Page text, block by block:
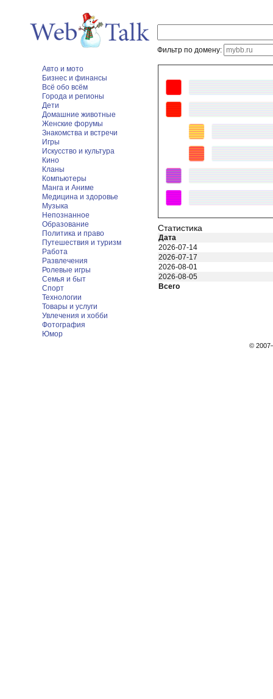
Фильтр по домену:
Авто и мото
Бизнес и финансы
Всё обо всём
Города и регионы
Дети
Домашние животные
Женские форумы
Знакомства и встречи
Игры
Искусство и культура
Кино
Кланы
Компьютеры
Манга и Аниме
Медицина и здоровье
Музыка
Непознанное
Образование
Политика и право
Путешествия и туризм
Работа
Развлечения
Ролевые игры
Семья и быт
Спорт
Технологии
Товары и услуги
Увлечения и хобби
Фотография
Юмор
Статистика
Дата
2026-07-14
2026-07-17
2026-08-01
2026-08-05
Всего
©